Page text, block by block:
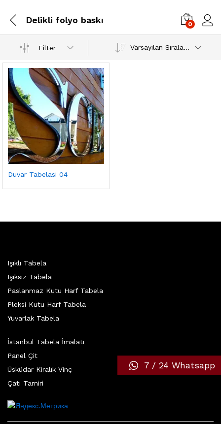
Delikli folyo baskı 0
Filter Varsayılan Sıralama
Duvar Tabelasi 04
Işıklı Tabela
Işıksız Tabela
Paslanmaz Kutu Harf Tabela
Pleksi Kutu Harf Tabela
Yuvarlak Tabela
İstanbul Tabela İmalatı
Panel Çit
Üsküdar Kiralık Vinç
Çatı Tamiri
7 / 24 Whatsapp